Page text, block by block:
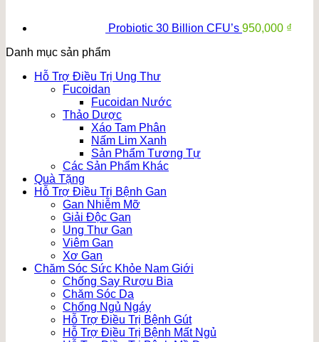
Probiotic 30 Billion CFU’s 950,000 ₫
Danh mục sản phẩm
Hỗ Trợ Điều Trị Ung Thư
Fucoidan
Fucoidan Nước
Thảo Dược
Xáo Tam Phân
Nấm Lim Xanh
Sản Phẩm Tương Tự
Các Sản Phẩm Khác
Quà Tặng
Hỗ Trợ Điều Trị Bệnh Gan
Gan Nhiễm Mỡ
Giải Độc Gan
Ung Thư Gan
Viêm Gan
Xơ Gan
Chăm Sóc Sức Khỏe Nam Giới
Chống Say Rượu Bia
Chăm Sóc Da
Chống Ngủ Ngáy
Hỗ Trợ Điều Trị Bệnh Gút
Hỗ Trợ Điều Trị Bệnh Mất Ngủ